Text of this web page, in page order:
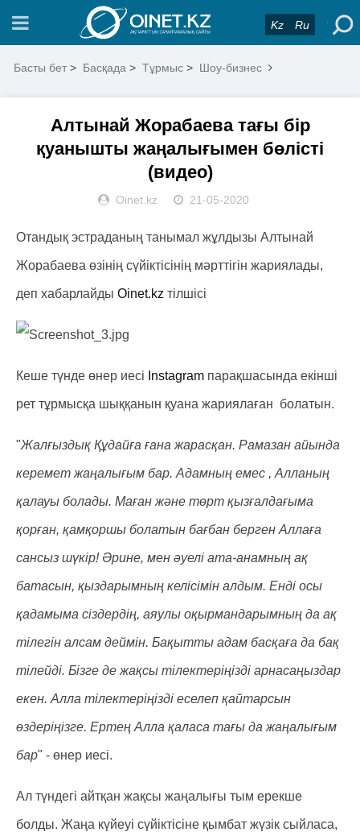
Kz Ru
Басты бет > Басқада > Тұрмыс > Шоу-бизнес
Алтынай Жорабаева тағы бір
қуанышты жаңалығымен бөлісті
(видео)
Oinet.kz 21-05-2020
Отандық эстраданың танымал жұлдызы Алтынай
Жорабаева өзінің сүйіктісінің мәрттігін жариялады,
деп хабарлайды Oinet.kz тілшісі
Кеше түнде өнер иесі Instagram парақшасында екінші
рет тұрмысқа шыққанын қуана жариялаған болатын.
"Жалғыздық Құдайға ғана жарасқан. Рамазан айында
керемет жаңалығым бар. Адамның емес , Алланың
қалауы болады. Маған және төрт қызғалдағыма
қорған, қамқоршы болатын бағбан берген Аллаға
сансыз шүкір! Әрине, мен әуелі ата-анамның ақ
батасын, қыздарымның келісімін алдым. Енді осы
қадамыма сіздердің, аяулы оқырмандарымның да ақ
тілегін алсам деймін. Бақытты адам басқаға да бақ
тілейді. Бізге де жақсы тілектеріңізді арнасаңыздар
екен. Алла тілектеріңізді еселеп қайтарсын
өздеріңізге. Ертең Алла қаласа тағы да жаңалығым
бар" - өнер иесі.
Ал түндегі айтқан жақсы жаңалығы тым ерекше
болды. Жаңа күйеуі сүйіктісіне қымбат жүзік сыйласа,